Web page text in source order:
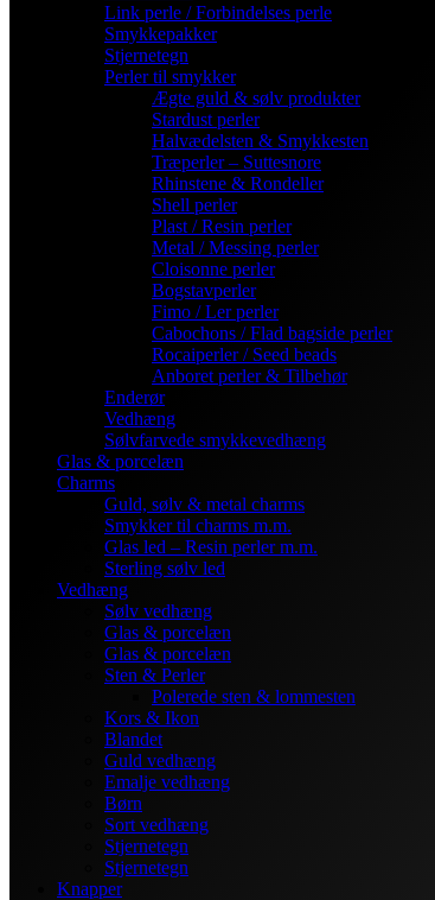
Link perle / Forbindelses perle
Smykkepakker
Stjernetegn
Perler til smykker
Ægte guld & sølv produkter
Stardust perler
Halvædelsten & Smykkesten
Træperler – Suttesnore
Rhinstene & Rondeller
Shell perler
Plast / Resin perler
Metal / Messing perler
Cloisonne perler
Bogstavperler
Fimo / Ler perler
Cabochons / Flad bagside perler
Rocaiperler / Seed beads
Anboret perler & Tilbehør
Enderør
Vedhæng
Sølvfarvede smykkevedhæng
Glas & porcelæn
Charms
Guld, sølv & metal charms
Smykker til charms m.m.
Glas led – Resin perler m.m.
Sterling sølv led
Vedhæng
Sølv vedhæng
Glas & porcelæn
Glas & porcelæn
Sten & Perler
Polerede sten & lommesten
Kors & Ikon
Blandet
Guld vedhæng
Emalje vedhæng
Børn
Sort vedhæng
Stjernetegn
Stjernetegn
Knapper